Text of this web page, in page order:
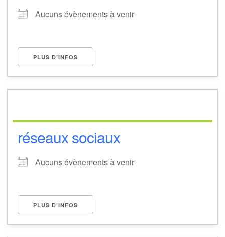
Aucuns évènements à venir
PLUS D’INFOS
réseaux sociaux
Aucuns évènements à venir
PLUS D’INFOS